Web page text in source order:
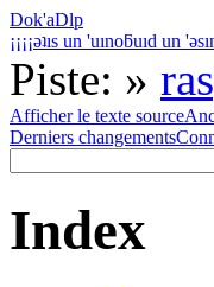
Dok'aDlp
¡¡¡¡ǝʇıs un 'uınoƃuıd un
Piste: »
Afficher le texte source
Derniers changements
Index